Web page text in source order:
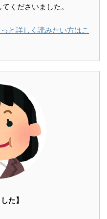
てくださいました。
と詳しく読みたい方はこ
た】